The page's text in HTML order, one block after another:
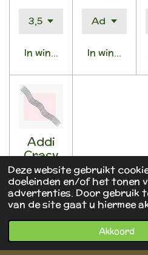
Deze website gebruikt
doeleinden en/of het tonen
advertenties. Door gebruik
van de site gaat u hiermee
Akkoord
In winkelwagen
In
Addi
Crasy
Snake
Lace
breinaa
lden
€ 9,25